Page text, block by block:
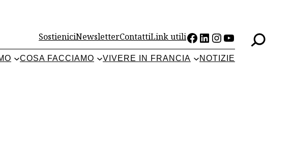
SostieniciNewsletterContattiLink utiliFacebook
LinkedIn
Instagram
YouTube
COSA FACCIAMO VIVERE IN FRANCIA NOTIZIE